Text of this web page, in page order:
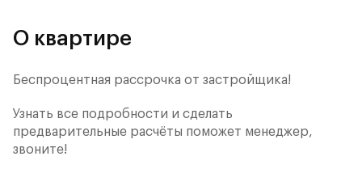
О квартире
Беспроцентная рассрочка от застройщика!
Узнать все подробности и сделать
предварительные расчёты поможет менеджер,
звоните!